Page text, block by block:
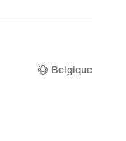
119,99 €
Belgique